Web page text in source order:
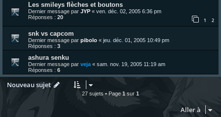
Les smileys flèches et boutons
Dernier message par JYP « ven. déc. 02, 2005 6:36 pm
Réponses : 20 1 2
snk vs capcom
Dernier message par pibolo « jeu. déc. 01, 2005 10:49 pm
Réponses : 3
ashura senku
Dernier message par veja « sam. nov. 19, 2005 11:19 am
Réponses : 6
Nouveau sujet
27 sujets • Page 1 sur 1
Aller à